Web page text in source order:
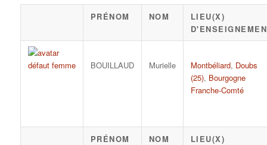
PRÉNOM NOM
LIEU(X)
BOUILLAUD Murielle Montbéliard, Doubs
(25), Bourgogne
Franche-Comté
PRÉNOM NOM
LIEU(X)